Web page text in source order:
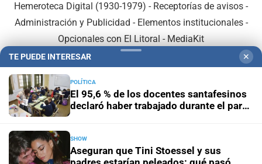
Hemeroteca Digital (1930-1979) - Receptorías de avisos -
Administración y Publicidad - Elementos institucionales-
Opcionales con El Litoral - MediaKit
En Asociación con:
TE PUEDE INTERESAR ✕
POLÍTICA
El 95,6 % de los docentes santafesinos
declaró haber trabajado durante el paro
SHOW
Aseguran que Tini Stoessel y sus